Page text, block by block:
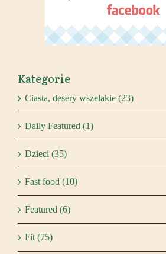
Kategorie
Ciasta, desery wszelakie (23)
Daily Featured (1)
Dzieci (35)
Fast food (10)
Featured (6)
Fit (75)